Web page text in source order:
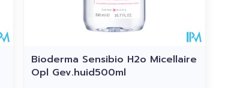
Bioderma Sensibio H2o Micellaire
Opl Gev.huid500ml